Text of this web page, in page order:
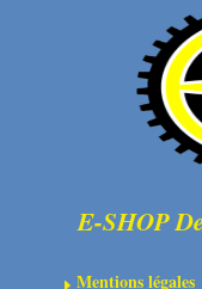
E-SHOP
EMentions légales